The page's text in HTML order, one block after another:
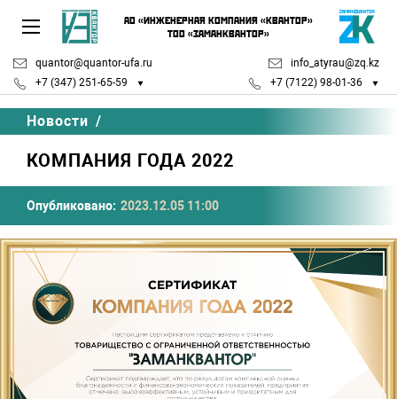
АО «ИНЖЕНЕРНАЯ КОМПАНИЯ «КВАНТОР»
ТОО «ЗАМАНКВАНТОР»
quantor@quantor-ufa.ru
+7 (347) 251-65-59
info_atyrau@zq.kz
+7 (7122) 98-01-36
Новости /
КОМПАНИЯ ГОДА 2022
Опубликовано: 2023.12.05 11:00